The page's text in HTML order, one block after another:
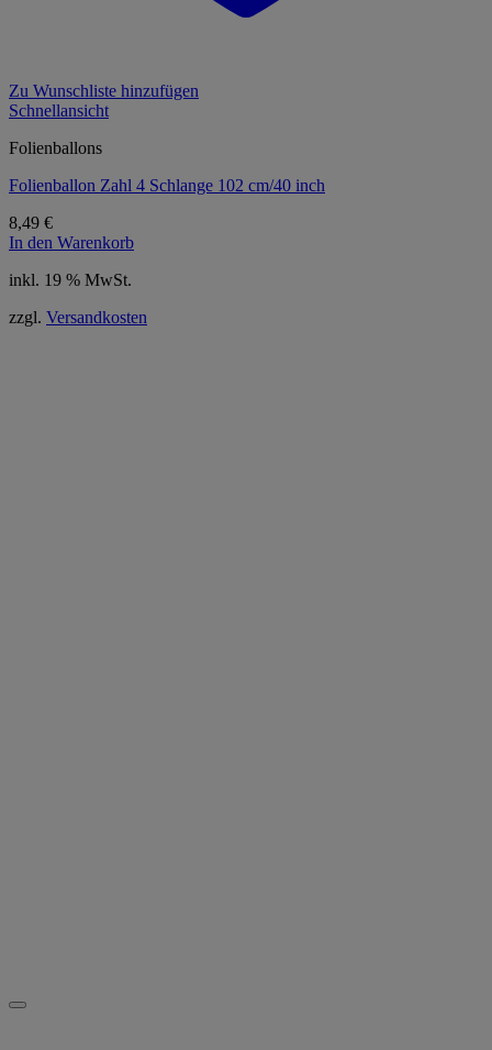
Zu Wunschliste hinzufügen
Schnellansicht
Folienballons
Folienballon Zahl 4 Schlange 102 cm/40 inch
8,49 €
In den Warenkorb
inkl. 19 % MwSt.
zzgl. Versandkosten